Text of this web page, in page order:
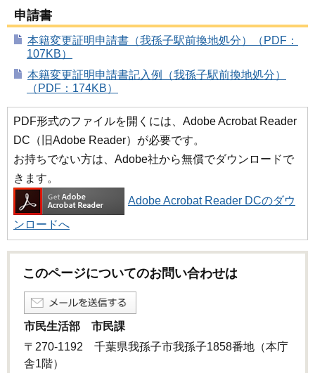
申請書
本籍変更証明申請書（我孫子駅前換地処分）（PDF：
107KB）
本籍変更証明申請書記入例（我孫子駅前換地処分）
（PDF：174KB）
PDF形式のファイルを開くには、Adobe Acrobat Reader
DC（旧Adobe Reader）が必要です。
お持ちでない方は、Adobe社から無償でダウンロードで
きます。
Adobe Acrobat Reader DCのダウ
ンロードへ
このページについてのお問い合わせは
市民生活部 市民課
〒270-1192 千葉県我孫子市我孫子1858番地（本庁
舎1階）